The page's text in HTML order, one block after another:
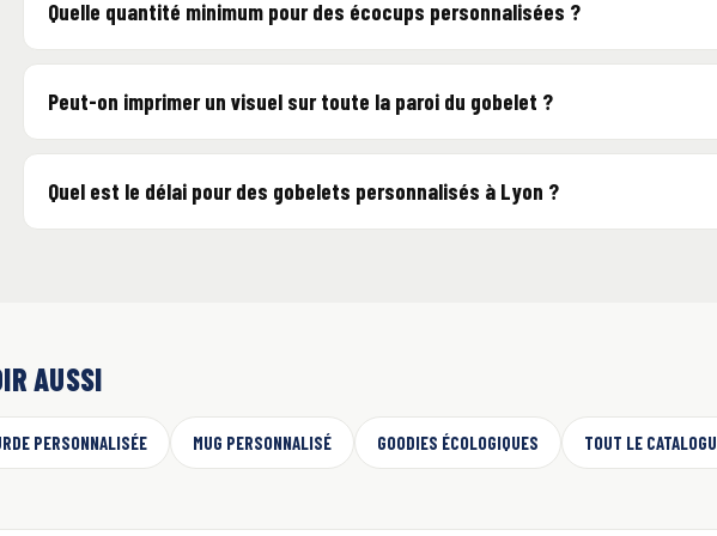
Quelle quantité minimum pour des écocups personnalisées ?
Peut-on imprimer un visuel sur toute la paroi du gobelet ?
Quel est le délai pour des gobelets personnalisés à Lyon ?
AUSSI
PERSONNALISÉE MUG PERSONNALISÉ GOODIES ÉCOLOGIQUES TOUT LE